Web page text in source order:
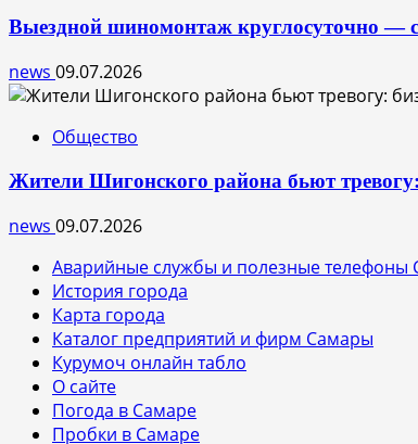
Выездной шиномонтаж круглосуточно —
news 09.07.2026
Общество
Жители Шигонского района бьют
news 09.07.2026
Аварийные службы и полезные телефоны
История города
Карта города
Каталог предприятий и фирм Самары
Курумоч онлайн табло
О сайте
Погода в Самаре
Пробки в Самаре